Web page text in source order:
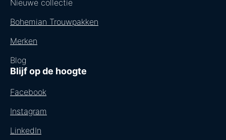
Nieuwe collectie
Bohemian Trouwpakken
Merken
Blog
Blijf op de hoogte
Facebook
Instagram
LinkedIn